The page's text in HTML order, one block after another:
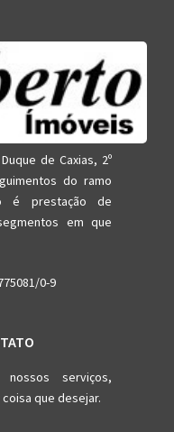
de Caxias, 2º
do ramo
é prestação de
em que
0-9
serviços,
que desejar.